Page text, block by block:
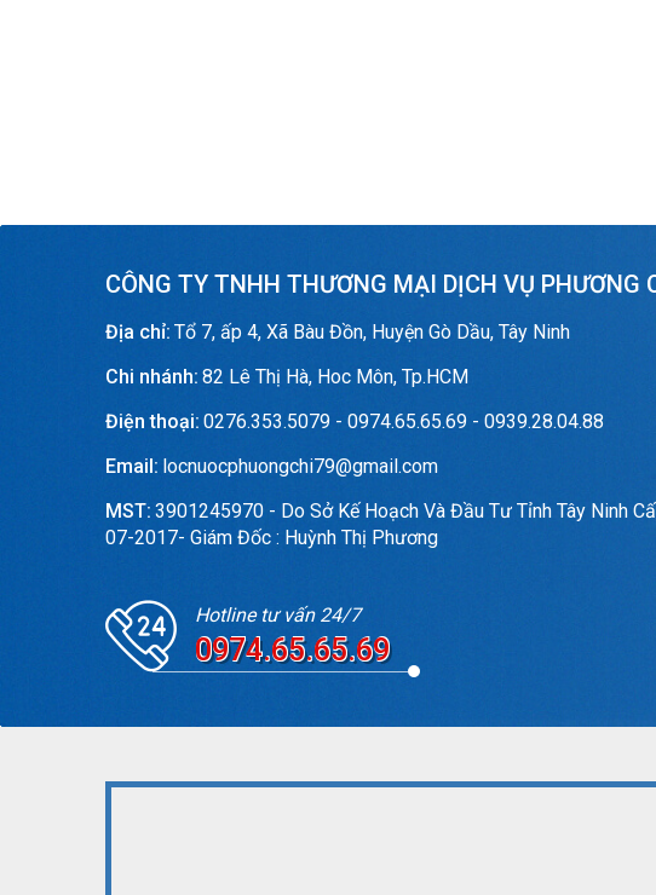
CÔNG TY TNHH THƯƠNG MẠI DỊCH VỤ PHƯƠNG
Địa chỉ: Tổ 7, ấp 4, Xã Bàu Đồn, Huyện Gò Dầu, Tây Ninh
Chi nhánh: 82 Lê Thị Hà, Hoc Môn, Tp.HCM
Điện thoại: 0276.353.5079 - 0974.65.65.69 - 0939.28.04.88
Email: locnuocphuongchi79@gmail.com
MST: 3901245970 - Do Sở Kế Hoạch Và Đầu Tư Tỉnh Tây Ninh
07-2017- Giám Đốc : Huỳnh Thị Phương
Hotline tư vấn 24/7
0974.65.65.69